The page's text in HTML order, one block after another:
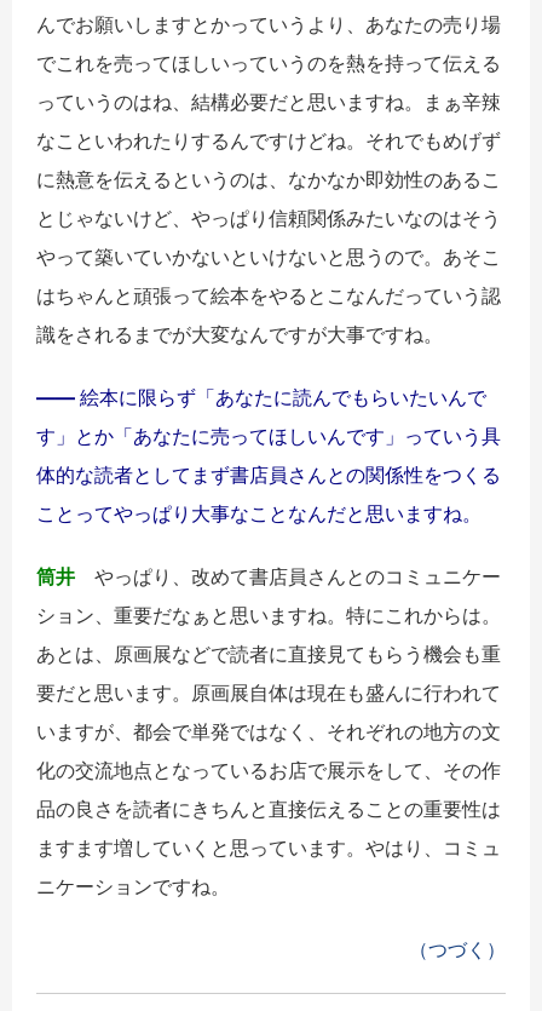
んでお願いしますとかっていうより、あなたの売り場
でこれを売ってほしいっていうのを熱を持って伝える
っていうのはね、結構必要だと思いますね。まぁ辛辣
なこといわれたりするんですけどね。それでもめげず
に熱意を伝えるというのは、なかなか即効性のあるこ
とじゃないけど、やっぱり信頼関係みたいなのはそう
やって築いていかないといけないと思うので。あそこ
はちゃんと頑張って絵本をやるとこなんだっていう認
識をされるまでが大変なんですが大事ですね。
―― 絵本に限らず「あなたに読んでもらいたいんで
す」とか「あなたに売ってほしいんです」っていう具
体的な読者としてまず書店員さんとの関係性をつくる
ことってやっぱり大事なことなんだと思いますね。
筒井 やっぱり、改めて書店員さんとのコミュニケー
ション、重要だなぁと思いますね。特にこれからは。
あとは、原画展などで読者に直接見てもらう機会も重
要だと思います。原画展自体は現在も盛んに行われて
いますが、都会で単発ではなく、それぞれの地方の文
化の交流地点となっているお店で展示をして、その作
品の良さを読者にきちんと直接伝えることの重要性は
ますます増していくと思っています。やはり、コミュ
ニケーションですね。
（つづく）